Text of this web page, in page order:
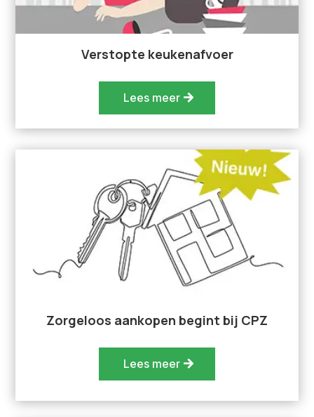
Verstopte keukenafvoer
Lees meer
Zorgeloos aankopen begint bij CPZ
Lees meer